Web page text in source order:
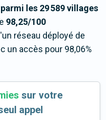
parmi les 29 589 villages
98,25/100
réseau déployé de
un accès pour 98,06%
sur votre
appel